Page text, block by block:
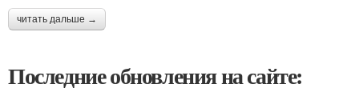
читать дальше →
Последние обновления на сайте: